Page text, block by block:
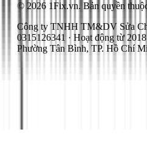
© 2026 1Fix.vn. Bản quyền
Công ty TNHH TM&DV Sửa
0315126341 · Hoạt động từ
Phường Tân Bình, TP. Hồ Chí